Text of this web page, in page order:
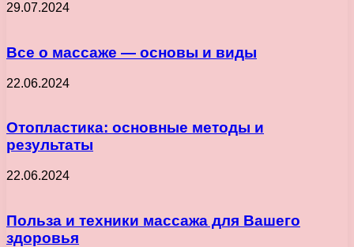
29.07.2024
Все о массаже — основы и виды
22.06.2024
Отопластика: основные методы и
результаты
22.06.2024
Польза и техники массажа для Вашего
здоровья